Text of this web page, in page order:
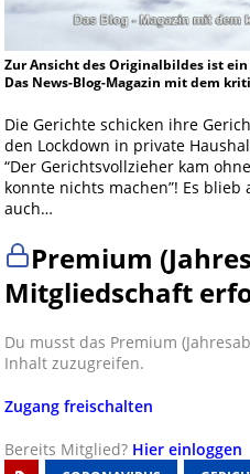
Zur Ansicht des Originalbildes ist
Das News-Blog-Magazin mit dem
Die Gerichte schicken ihre
den Lockdown in private
“Der Gerichtsvollzieher kam
konnte nichts machen”! Es
auch…
Premium
Mitgliedschaft
Du musst das Premium
Inhalt zuzugreifen.
Zugang freischalten
Bereits Mitglied? Hier einloggen